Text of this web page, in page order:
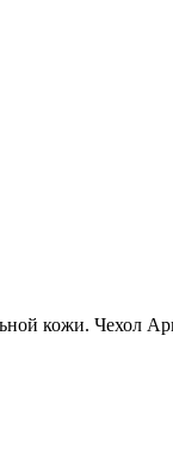
кожи. Чехол